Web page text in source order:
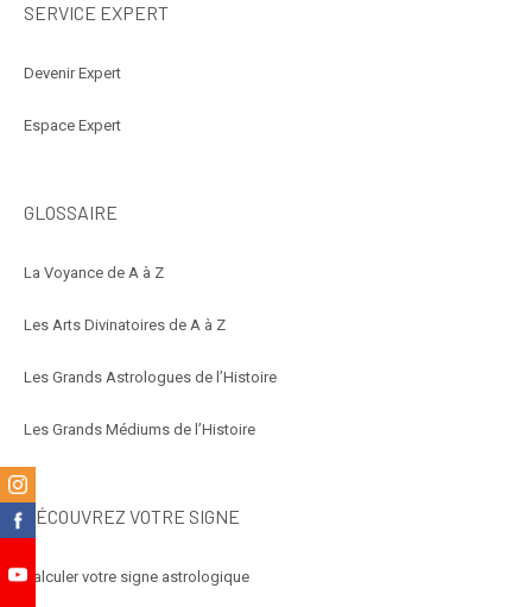
SERVICE EXPERT
Devenir Expert
Espace Expert
GLOSSAIRE
La Voyance de A à Z
Les Arts Divinatoires de A à Z
Les Grands Astrologues de l’Histoire
Les Grands Médiums de l’Histoire
DÉCOUVREZ VOTRE SIGNE
Calculer votre signe astrologique